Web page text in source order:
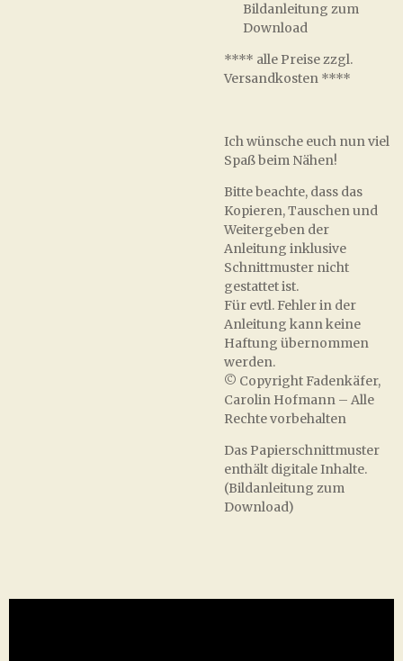
Bildanleitung zum
Download
**** alle Preise zzgl.
Versandkosten ****
Ich wünsche euch nun viel
Spaß beim Nähen!
Bitte beachte, dass das
Kopieren, Tauschen und
Weitergeben der
Anleitung inklusive
Schnittmuster nicht
gestattet ist.
Für evtl. Fehler in der
Anleitung kann keine
Haftung übernommen
werden.
© Copyright Fadenkäfer,
Carolin Hofmann – Alle
Rechte vorbehalten
Das Papierschnittmuster
enthält digitale Inhalte.
(Bildanleitung zum
Download)